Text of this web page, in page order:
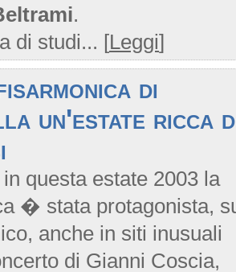
.
di studi... [Leggi]
di
un'estate ricca
questa estate 2003 la
� stata protagonista,
anche in siti inusuali
di Gianni Coscia,